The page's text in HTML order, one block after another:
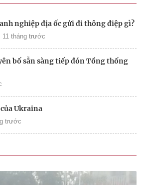
nghiệp địa ốc gửi đi thông điệp gì?
11 tháng trước
bố sẵn sàng tiếp đón Tổng thống
Ukraina
trước